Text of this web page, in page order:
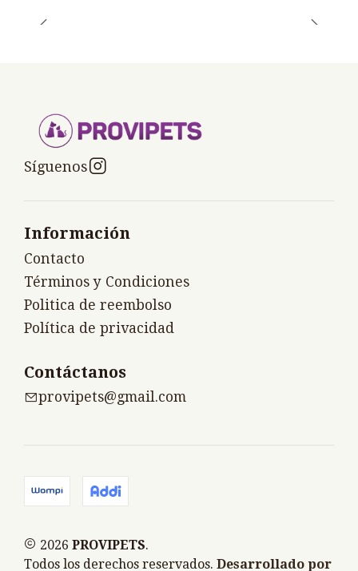
Síguenos
Información
Contacto
Términos y Condiciones
Politica de reembolso
Política de privacidad
Contáctanos
provipets@gmail.com
2026 PROVIPETS.
Todos los derechos reservados. Desarrollado por